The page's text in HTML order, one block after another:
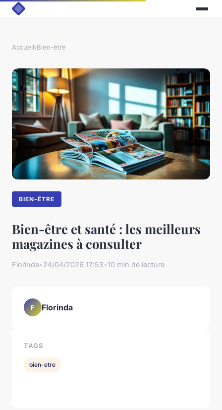
Accueil›Bien-être
BIEN-ÊTRE
Bien-être et santé : les meilleurs
magazines à consulter
Florinda•24/04/2026 17:53•10 min de lecture
F Florinda
TAGS
bien-etre